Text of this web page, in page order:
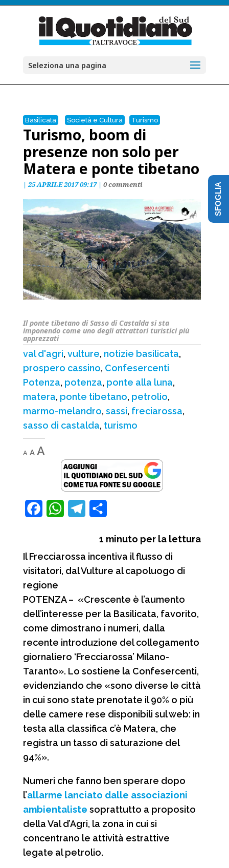
Seleziona una pagina
Basilicata Società e Cultura Turismo
Turismo, boom di
presenze non solo per
Matera e ponte tibetano
| 25 APRILE 2017 09:17| 0 commenti
Il ponte tibetano di Sasso di Castalda si sta
imponendo come uno degli attrattori turistici più
apprezzati
val d'agri, vulture, notizie basilicata,
prospero cassino, Confesercenti
Potenza, potenza, ponte alla luna,
matera, ponte tibetano, petrolio,
marmo-melandro, sassi, freciarossa,
sasso di castalda, turismo
A
Decrease
font
A
Reset
font
AIncrease
font
size.
e
o
o
k
W
t
A
p
p
e
r
a
m
n
d
v
i
d
i
1 minuto per la lettura
Il Frecciarossa incentiva il flusso di
visitatori, dal Vulture al capoluogo di
regione
POTENZA – «Crescente è l’aumento
dell’interesse per la Basilicata, favorito,
come dimostrano i numeri, dalla
recente introduzione del collegamento
giornaliero ‘Frecciarossa’ Milano-
Taranto». Lo sostiene la Confesercenti,
evidenziando che «sono diverse le città
in cui sono state prenotate il 90% o più
delle camere rese disponibili sul web: in
testa alla classifica c’è Matera, che
registra un tasso di saturazione del
94%».
Numeri che fanno ben sperare dopo
l’allarme lanciato dalle associazioni
ambientaliste soprattutto a proposito
della Val d’Agri, la zona in cui si
concentrano le attività estrattive
legate al petrolio.
SFOGLIA